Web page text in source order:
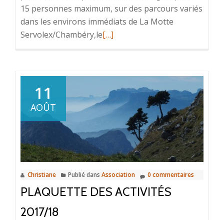
15 personnes maximum, sur des parcours variés
dans les environs immédiats de La Motte
Servolex/Chambéry,leEn
Nordique
[…]
11
AOÛT
Christiane Publié dans Association 0 commentaires
PLAQUETTE DES ACTIVITÉS
2017/18